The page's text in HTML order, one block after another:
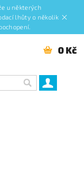
u některých
lhůty o několik
0 Kč